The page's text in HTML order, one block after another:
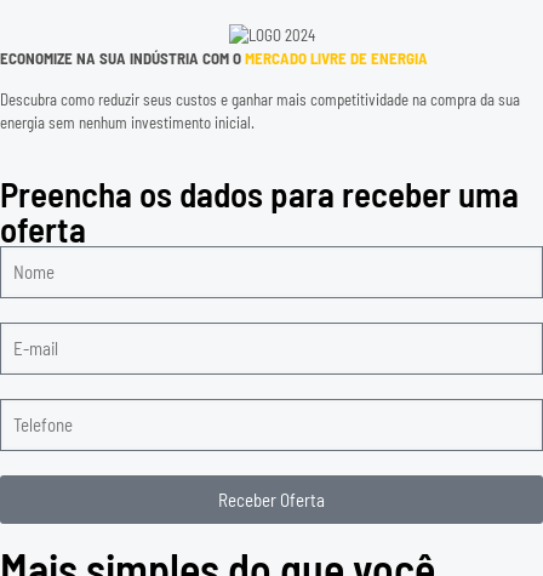
ECONOMIZE NA SUA INDÚSTRIA COM OMERCADO LIVRE DE ENERGIA
Descubra como reduzir seus custos e ganhar mais competitividade na compra da sua
energia sem nenhum investimento inicial.
Preencha os dados para receber uma
oferta
Receber Oferta